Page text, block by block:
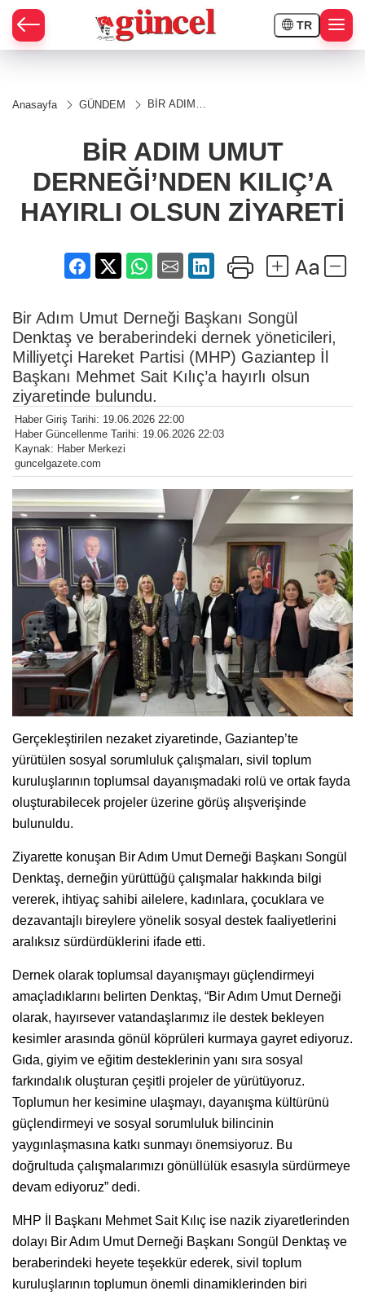
TR
Anasayfa GÜNDEM
BİR ADIM
KILIÇ’A
HAYIRLI OLSUN
ZİYARETİ
BİR ADIM UMUT
DERNEĞİ’NDEN KILIÇ’A
HAYIRLI OLSUN ZİYARETİ
Bir Adım Umut Derneği Başkanı Songül
Denktaş ve beraberindeki dernek yöneticileri,
Milliyetçi Hareket Partisi (MHP) Gaziantep İl
Başkanı Mehmet Sait Kılıç’a hayırlı olsun
ziyaretinde bulundu.
Haber Giriş Tarihi: 19.06.2026 22:00
Haber Güncellenme Tarihi: 19.06.2026 22:03
Kaynak: Haber Merkezi
guncelgazete.com
Gerçekleştirilen nezaket ziyaretinde, Gaziantep’te
yürütülen sosyal sorumluluk çalışmaları, sivil toplum
kuruluşlarının toplumsal dayanışmadaki rolü ve ortak fayda
oluşturabilecek projeler üzerine görüş alışverişinde
bulunuldu.
Ziyarette konuşan Bir Adım Umut Derneği Başkanı Songül
Denktaş, derneğin yürüttüğü çalışmalar hakkında bilgi
vererek, ihtiyaç sahibi ailelere, kadınlara, çocuklara ve
dezavantajlı bireylere yönelik sosyal destek faaliyetlerini
aralıksız sürdürdüklerini ifade etti.
Dernek olarak toplumsal dayanışmayı güçlendirmeyi
amaçladıklarını belirten Denktaş, “Bir Adım Umut Derneği
olarak, hayırsever vatandaşlarımız ile destek bekleyen
kesimler arasında gönül köprüleri kurmaya gayret ediyoruz.
Gıda, giyim ve eğitim desteklerinin yanı sıra sosyal
farkındalık oluşturan çeşitli projeler de yürütüyoruz.
Toplumun her kesimine ulaşmayı, dayanışma kültürünü
güçlendirmeyi ve sosyal sorumluluk bilincinin
yaygınlaşmasına katkı sunmayı önemsiyoruz. Bu
doğrultuda çalışmalarımızı gönüllülük esasıyla sürdürmeye
devam ediyoruz” dedi.
MHP İl Başkanı Mehmet Sait Kılıç ise nazik ziyaretlerinden
dolayı Bir Adım Umut Derneği Başkanı Songül Denktaş ve
beraberindeki heyete teşekkür ederek, sivil toplum
kuruluşlarının toplumun önemli dinamiklerinden biri